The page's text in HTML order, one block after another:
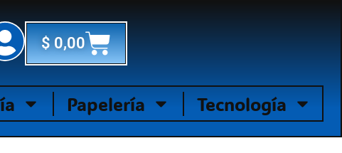
$0,00Cart
Papelería Tecnología